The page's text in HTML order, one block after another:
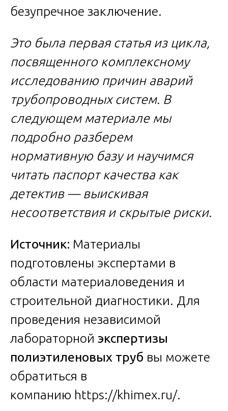
безупречное заключение.
Это была первая статья из цикла,
посвященного комплексному
исследованию причин аварий
трубопроводных систем. В
следующем материале мы
подробно разберем
нормативную базу и научимся
читать паспорт качества как
детектив — выискивая
несоответствия и скрытые риски.
Источник: Материалы
подготовлены экспертами в
области материаловедения и
строительной диагностики. Для
проведения независимой
лабораторной экспертизы
полиэтиленовых труб вы можете
обратиться в
компанию https://khimex.ru/.